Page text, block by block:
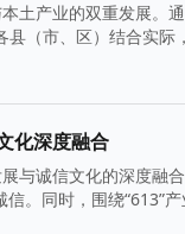
土产业的双重发展。
县（市、区）结合实
化深度融合
与诚信文化的深度融
。同时，围绕